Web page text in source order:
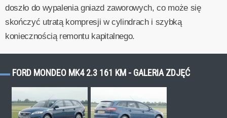
doszło do wypalenia gniazd zaworowych, co może się
skończyć utratą kompresji w cylindrach i szybką
koniecznością remontu kapitalnego.
FORD MONDEO MK4 2.3 161 KM - GALERIA ZDJĘĆ